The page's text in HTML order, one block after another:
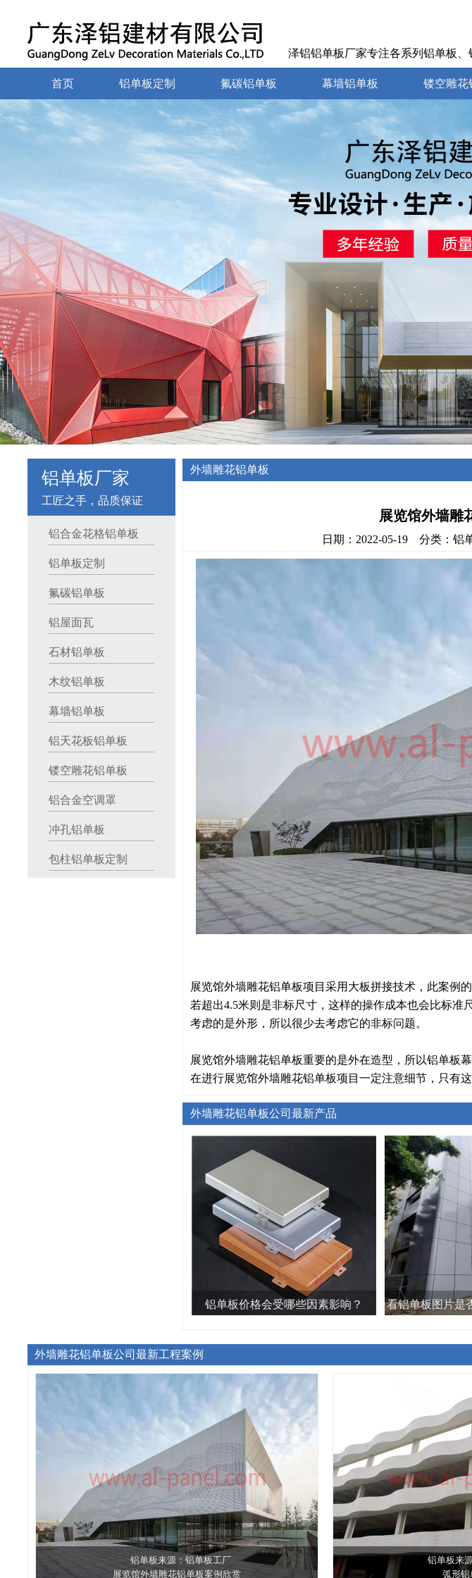
泽铝铝单板厂家专注各系列铝单板
首页 铝单板定制 氟碳铝单板 幕墙铝单板 镂空雕花
铝单板厂家
工匠之手，品质保证
铝合金花格铝单板
铝单板定制
氟碳铝单板
铝屋面瓦
石材铝单板
木纹铝单板
幕墙铝单板
铝天花板铝单板
镂空雕花铝单板
铝合金空调罩
冲孔铝单板
包柱铝单板定制
外墙雕花铝单板
展览馆外墙雕
日期：2022-05-19 分类：
展览馆外墙雕花铝单板项目采用大板拼接技术，此案例
若超出4.5米则是非标尺寸，这样的操作成本也会比标
考虑的是外形，所以很少去考虑它的非标问题。
展览馆外墙雕花铝单板重要的是外在造型，所以铝单板
在进行展览馆外墙雕花铝单板项目一定注意细节，只有
外墙雕花铝单板公司最新产品
铝单板价格会受哪些因素影响？ 看铝单板图片是
外墙雕花铝单板公司最新工程案例
铝单板来源：铝单板工厂
展览馆外墙雕花铝单板案例欣赏
铝单板来
弧形铝